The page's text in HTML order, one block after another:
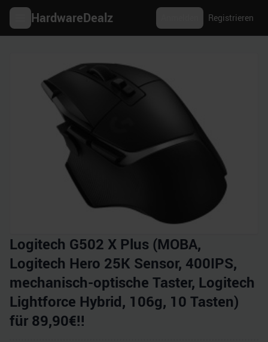
HardwareDealz Registrieren
Logitech G502 X Plus (MOBA,
Logitech Hero 25K Sensor, 400IPS,
mechanisch-optische Taster, Logitech
Lightforce Hybrid, 106g, 10 Tasten)
für 89,90€!!